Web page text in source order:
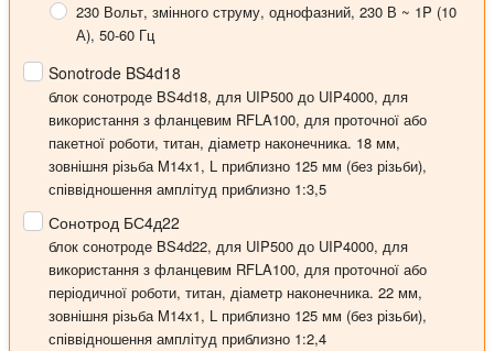
230 Вольт, змінного струму, однофазний, 230 В ~ 1P (10
А), 50-60 Гц
Sonotrode BS4d18
блок сонотроде BS4d18, для UIP500 до UIP4000, для
використання з фланцевим RFLA100, для проточної або
пакетної роботи, титан, діаметр наконечника. 18 мм,
зовнішня різьба M14x1, L приблизно 125 мм (без різьби),
співвідношення амплітуд приблизно 1:3,5
Сонотрод БС4д22
блок сонотроде BS4d22, для UIP500 до UIP4000, для
використання з фланцевим RFLA100, для проточної або
періодичної роботи, титан, діаметр наконечника. 22 мм,
зовнішня різьба M14x1, L приблизно 125 мм (без різьби),
співвідношення амплітуд приблизно 1:2,4